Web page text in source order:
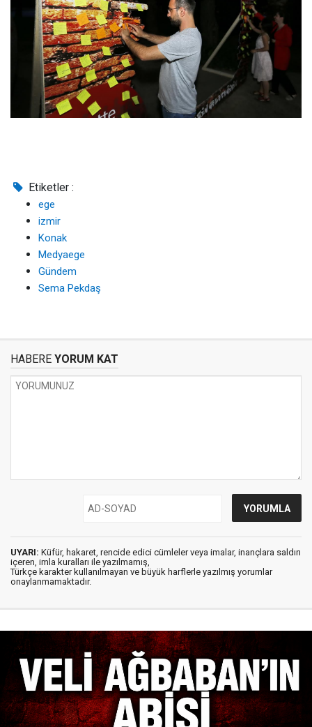
Etiketler :
ege
izmir
Konak
Medyaege
Gündem
Sema Pekdaş
HABERE YORUM KAT
UYARI: Küfür, hakaret, rencide edici cümleler veya imalar, inançlara saldırı
içeren, imla kuralları ile yazılmamış,
Türkçe karakter kullanılmayan ve büyük harflerle yazılmış yorumlar
onaylanmamaktadır.